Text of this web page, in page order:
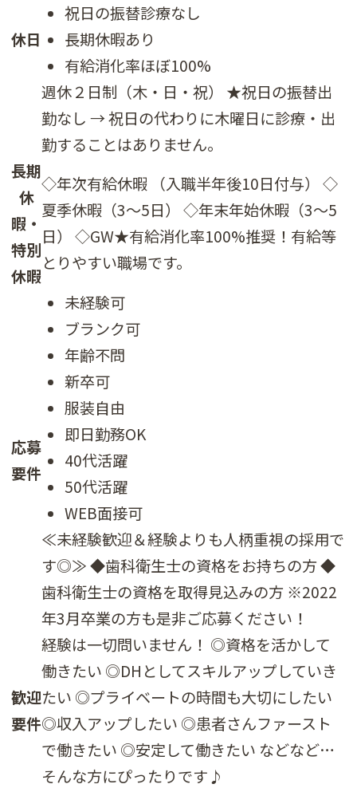
休日
祝日の振替診療なし
長期休暇あり
有給消化率ほぼ100%
週休２日制（木・日・祝） ★祝日の振替出
勤なし → 祝日の代わりに木曜日に診療・出
勤することはありません。
長期
休
暇・
特別
休暇
◇年次有給休暇 （入職半年後10日付与） ◇
夏季休暇（3～5日） ◇年末年始休暇（3～5
日） ◇GW★有給消化率100%推奨！有給等
とりやすい職場です。
応募
要件
未経験可
ブランク可
年齢不問
新卒可
服装自由
即日勤務OK
40代活躍
50代活躍
WEB面接可
≪未経験歓迎＆経験よりも人柄重視の採用で
す◎≫ ◆歯科衛生士の資格をお持ちの方 ◆
歯科衛生士の資格を取得見込みの方 ※2022
年3月卒業の方も是非ご応募ください！
歓迎
要件
経験は一切問いません！ ◎資格を活かして
働きたい ◎DHとしてスキルアップしていき
たい ◎プライベートの時間も大切にしたい
◎収入アップしたい ◎患者さんファースト
で働きたい ◎安定して働きたい などなど…
そんな方にぴったりです♪